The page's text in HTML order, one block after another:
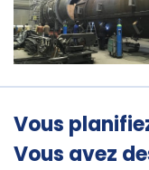
Vous
Vous avez